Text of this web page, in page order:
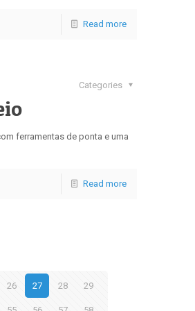
Read more
Categories
ferramentas de ponta e uma
Read more
26 27 28 29